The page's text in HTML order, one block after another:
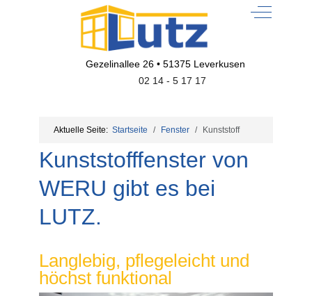
Off-
Gezelinallee 26 • 51375 Leverkusen
02 14 - 5 17 17
Aktuelle Seite: Startseite Fenster Kunststoff
Kunststofffenster von
WERU gibt es bei
LUTZ.
Langlebig, pflegeleicht und
höchst funktional